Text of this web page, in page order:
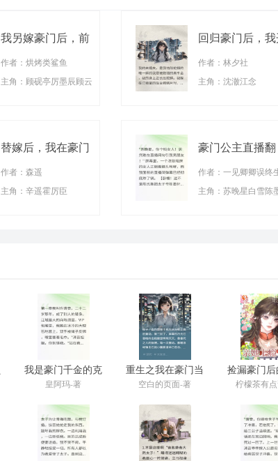
我另嫁豪门后，前
作者：烘烤类鲨鱼
主角：顾砚亭厉墨辰顾云
回归豪门后，
作者：林夕社
主角：沈澈江念
替嫁后，我在豪门
作者：森遥
主角：辛遥霍厉臣
豪门公主直播翻
作者：一见卿卿误终
主角：苏晚星白雪陈
我是豪门千金的克
隆体
皇阿玛-著
重生之我在豪门当
鉴渣师
空白的页面-著
捡漏豪门
生活
柠檬茶有